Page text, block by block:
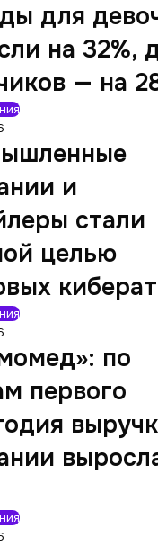
для
на 32%,
— на
и
стали
целью
по
первого